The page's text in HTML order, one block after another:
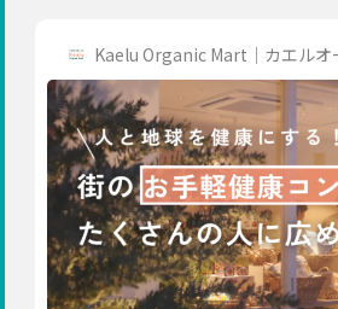
関東
新潟 富山 石川 福井
長野
岐阜 静岡 愛知
近畿
三重 滋賀 京都 大阪
奈良
和歌山
鳥取 島根 岡山 広島
四国
Kaelu Organic Mart｜カエルオ